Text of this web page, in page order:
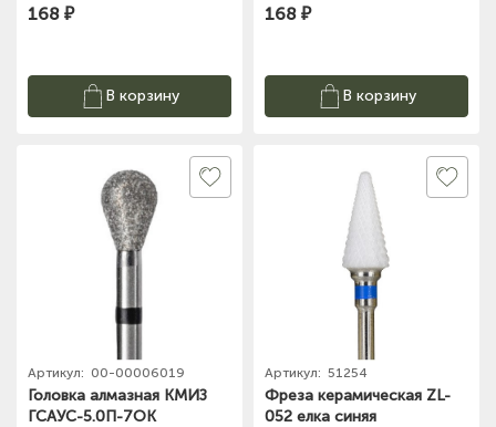
168 ₽
В корзину
168 ₽
В корзину
Артикул: 00-00006019
Головка алмазная КМИЗ
ГСАУС-5.0П-7ОК
Артикул: 51254
Фреза керамическая ZL-
052 елка синяя